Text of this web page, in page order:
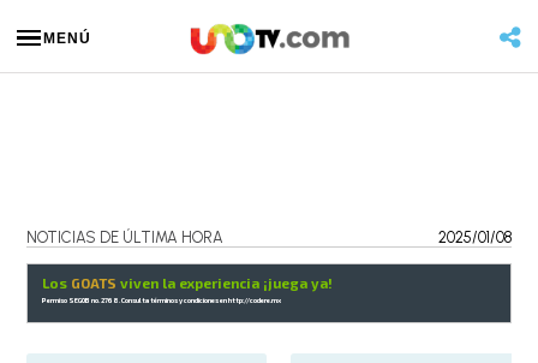
MENÚ
NOTICIAS DE ÚLTIMA HORA 2025/01/08
Los GOATS viven la experiencia ¡juega ya!
Permiso SEGOB no. 2768. Consulta términos y condiciones enhttp://codere.mx